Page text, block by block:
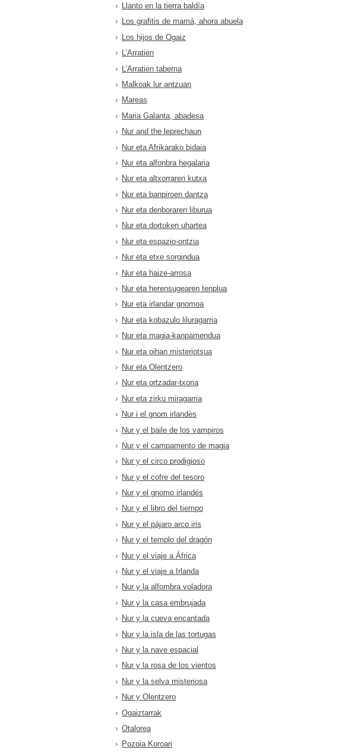
Llanto en la tierra baldía
Los grafitis de mamá, ahora abuela
Los hijos de Ogaiz
L’Arratien
L’Arratien taberna
Malkoak lur antzuan
Mareas
Maria Galanta, abadesa
Nur and the leprechaun
Nur eta Afrikarako bidaia
Nur eta alfonbra hegalaria
Nur eta altxorraren kutxa
Nur eta banpiroen dantza
Nur eta denboraren liburua
Nur eta dortoken uhartea
Nur eta espazio-ontzia
Nur eta etxe sorgindua
Nur eta haize-arrosa
Nur eta herensugearen tenplua
Nur eta irlandar gnomoa
Nur eta kobazulo liluragarria
Nur eta magia-kanpamendua
Nur eta oihan misteriotsua
Nur eta Olentzero
Nur eta ortzadar-txoria
Nur eta zirku miragarria
Nur i el gnom irlandès
Nur y el baile de los vampiros
Nur y el campamento de magia
Nur y el circo prodigioso
Nur y el cofre del tesoro
Nur y el gnomo irlandés
Nur y el libro del tiempo
Nur y el pájaro arco iris
Nur y el templo del dragón
Nur y el viaje a África
Nur y el viaje a Irlanda
Nur y la alfombra voladora
Nur y la casa embrujada
Nur y la cueva encantada
Nur y la isla de las tortugas
Nur y la nave espacial
Nur y la rosa de los vientos
Nur y la selva misteriosa
Nur y Olentzero
Ogaiztarrak
Otalorea
Pozoia Koroari